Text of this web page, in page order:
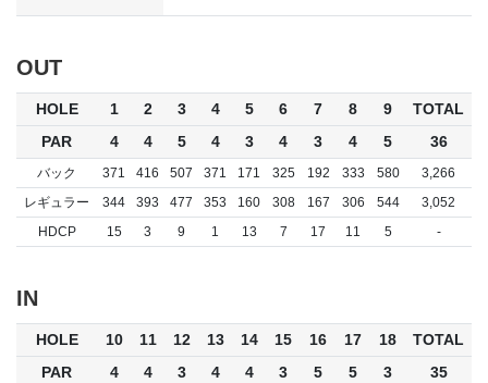
OUT
HOLE 1 2 3 4 5 6 7 8 9
TOTAL
PAR
4 4 5 4 3 4 3 4 5 36
バック 371 416 507 371 171 325 192 333 580
3,266
レギュラー
344 393 477 353 160 308 167 306 544
3,052
HDCP
15 3 9 1 13 7 17 11 5 -
IN
HOLE 10 11 12 13 14 15 16 17 18
TOTAL
PAR
4 4 3 4 4 3 5 5 3 35